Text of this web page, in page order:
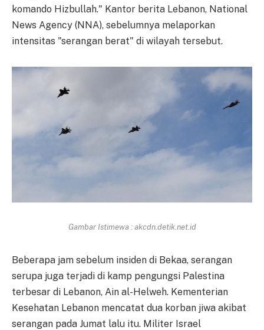
komando Hizbullah." Kantor berita Lebanon, National
News Agency (NNA), sebelumnya melaporkan
intensitas "serangan berat" di wilayah tersebut.
Gambar Istimewa : akcdn.detik.net.id
Beberapa jam sebelum insiden di Bekaa, serangan
serupa juga terjadi di kamp pengungsi Palestina
terbesar di Lebanon, Ain al-Helweh. Kementerian
Kesehatan Lebanon mencatat dua korban jiwa akibat
serangan pada Jumat lalu itu. Militer Israel